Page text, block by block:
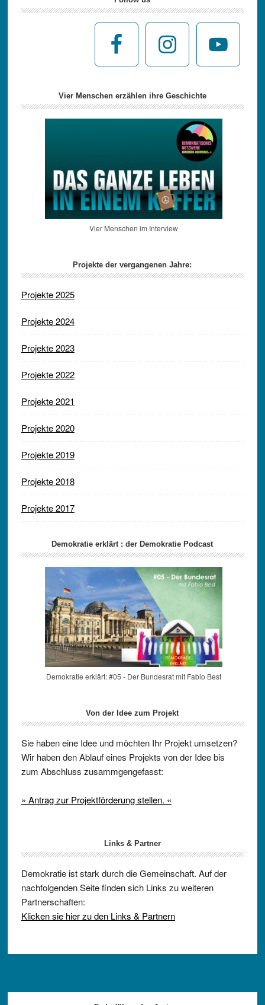
Vier Menschen erzählen ihre Geschichte
Vier Menschen im Interview
Projekte der vergangenen Jahre:
Projekte 2025
Projekte 2024
Projekte 2023
Projekte 2022
Projekte 2021
Projekte 2020
Projekte 2019
Projekte 2018
Projekte 2017
Demokratie erklärt : der Demokratie Podcast
Demokratie erklärt: #05 - Der Bundesrat mit Fabio Best
Von der Idee zum Projekt
Sie haben eine Idee und möchten Ihr Projekt umsetzen?
Wir haben den Ablauf eines Projekts von der Idee bis
zum Abschluss zusammgengefasst:
» Antrag zur Projektförderung stellen. «
Links & Partner
Demokratie ist stark durch die Gemeinschaft. Auf der
nachfolgenden Seite finden sich Links zu weiteren
Partnerschaften:
Klicken sie hier zu den Links & Partnern